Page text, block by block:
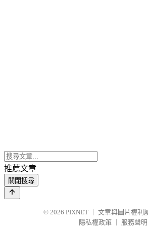
推薦文章
關閉搜尋
© 2026 PIXNET
文章與圖片權利
隱私權政策
服務聲明